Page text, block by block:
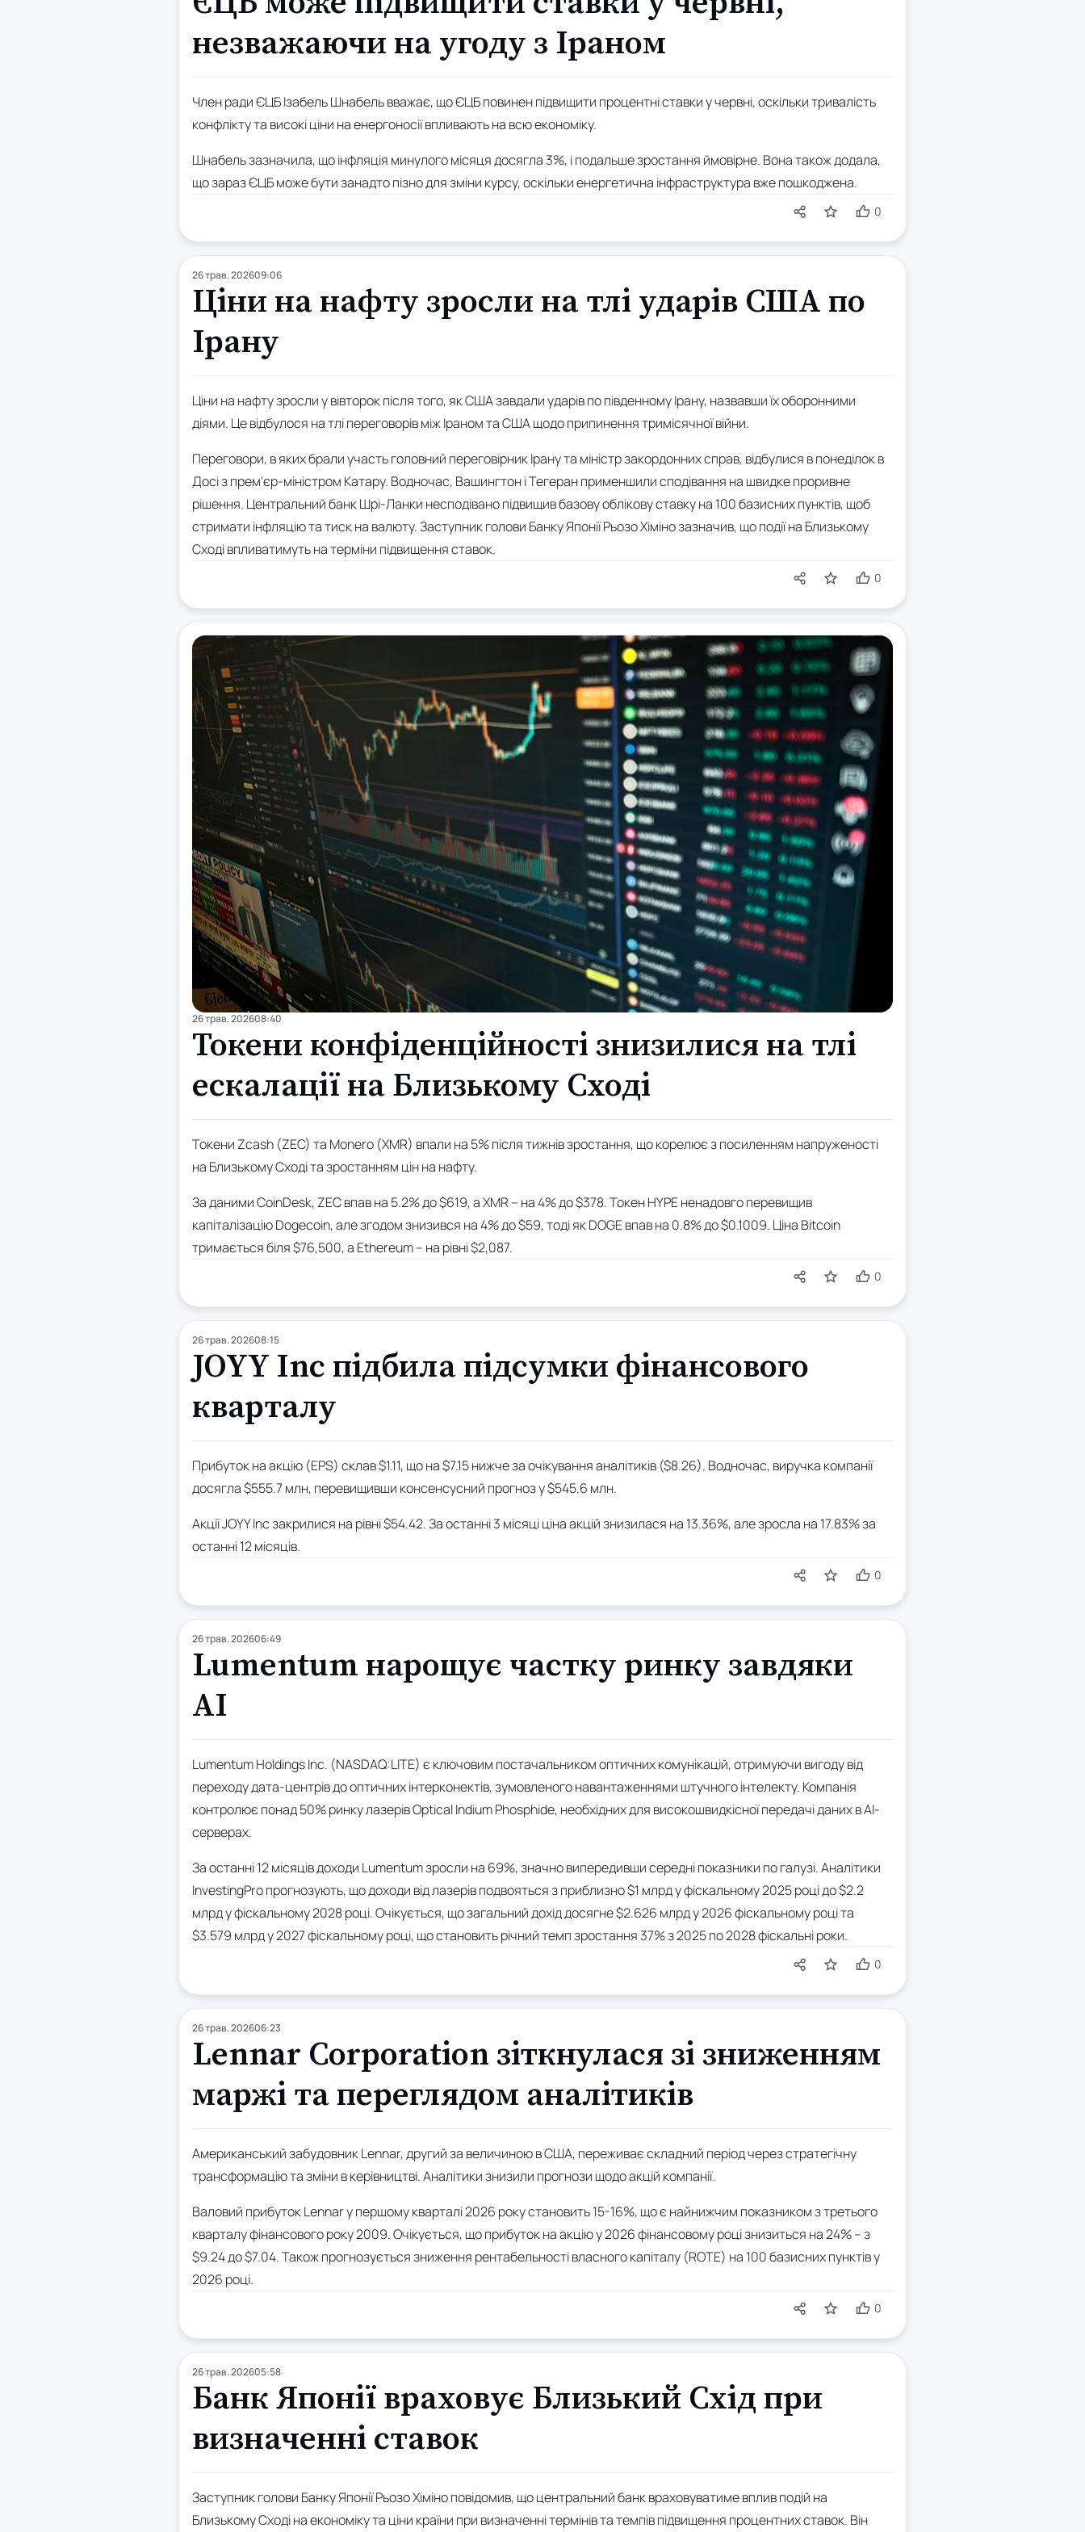
незважаючи на угоду з Іраном
Член ради ЄЦБ Ізабель Шнабель вважає, що ЄЦБ повинен підвищити процентні ставки у червні, оскільки тривалість
конфлікту та високі ціни на енергоносії впливають на всю економіку.
Шнабель зазначила, що інфляція минулого місяця досягла 3%, і подальше зростання ймовірне. Вона також додала,
що зараз ЄЦБ може бути занадто пізно для зміни курсу, оскільки енергетична інфраструктура вже пошкоджена.
0
26 трав. 202609:06
Ціни на нафту зросли на тлі ударів США по
Ірану
Ціни на нафту зросли у вівторок після того, як США завдали ударів по південному Ірану, назвавши їх оборонними
діями. Це відбулося на тлі переговорів між Іраном та США щодо припинення тримісячної війни.
Переговори, в яких брали участь головний переговірник Ірану та міністр закордонних справ, відбулися в понеділок в
Досі з прем'єр-міністром Катару. Водночас, Вашингтон і Тегеран применшили сподівання на швидке проривне
рішення. Центральний банк Шрі-Ланки несподівано підвищив базову облікову ставку на 100 базисних пунктів, щоб
стримати інфляцію та тиск на валюту. Заступник голови Банку Японії Рьозо Хіміно зазначив, що події на Близькому
Сході впливатимуть на терміни підвищення ставок.
0
26 трав. 202608:40
Токени конфіденційності знизилися на тлі
ескалації на Близькому Сході
Токени Zcash (ZEC) та Monero (XMR) впали на 5% після тижнів зростання, що корелює з посиленням напруженості
на Близькому Сході та зростанням цін на нафту.
За даними CoinDesk, ZEC впав на 5.2% до $619, а XMR – на 4% до $378. Токен HYPE ненадовго перевищив
капіталізацію Dogecoin, але згодом знизився на 4% до $59, тоді як DOGE впав на 0.8% до $0.1009. Ціна Bitcoin
тримається біля $76,500, а Ethereum – на рівні $2,087.
0
26 трав. 202608:15
JOYY Inc підбила підсумки фінансового
кварталу
Прибуток на акцію (EPS) склав $1.11, що на $7.15 нижче за очікування аналітиків ($8.26). Водночас, виручка компанії
досягла $555.7 млн, перевищивши консенсусний прогноз у $545.6 млн.
Акції JOYY Inc закрилися на рівні $54.42. За останні 3 місяці ціна акцій знизилася на 13.36%, але зросла на 17.83% за
останні 12 місяців.
0
26 трав. 202606:49
Lumentum нарощує частку ринку завдяки
AI
Lumentum Holdings Inc. (NASDAQ:LITE) є ключовим постачальником оптичних комунікацій, отримуючи вигоду від
переходу дата-центрів до оптичних інтерконектів, зумовленого навантаженнями штучного інтелекту. Компанія
контролює понад 50% ринку лазерів Optical Indium Phosphide, необхідних для високошвидкісної передачі даних в AI-
серверах.
За останні 12 місяців доходи Lumentum зросли на 69%, значно випередивши середні показники по галузі. Аналітики
InvestingPro прогнозують, що доходи від лазерів подвояться з приблизно $1 млрд у фіскальному 2025 році до $2.2
млрд у фіскальному 2028 році. Очікується, що загальний дохід досягне $2.626 млрд у 2026 фіскальному році та
$3.579 млрд у 2027 фіскальному році, що становить річний темп зростання 37% з 2025 по 2028 фіскальні роки.
0
26 трав. 202606:23
Lennar Corporation зіткнулася зі зниженням
маржі та переглядом аналітиків
Американський забудовник Lennar, другий за величиною в США, переживає складний період через стратегічну
трансформацію та зміни в керівництві. Аналітики знизили прогнози щодо акцій компанії.
Валовий прибуток Lennar у першому кварталі 2026 року становить 15-16%, що є найнижчим показником з третього
кварталу фінансового року 2009. Очікується, що прибуток на акцію у 2026 фінансовому році знизиться на 24% – з
$9.24 до $7.04. Також прогнозується зниження рентабельності власного капіталу (ROTE) на 100 базисних пунктів у
2026 році.
0
26 трав. 202605:58
Банк Японії враховує Близький Схід при
визначенні ставок
Заступник голови Банку Японії Рьозо Хіміно повідомив, що центральний банк враховуватиме вплив подій на
Близькому Сході на економіку та ціни країни при визначенні термінів та темпів підвищення процентних ставок. Він